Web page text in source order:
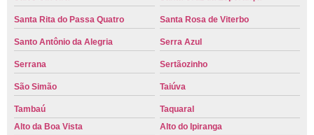
Santa Rita do Passa Quatro Santa Rosa de Viterbo
Santo Antônio da Alegria Serra Azul
Serrana Sertãozinho
São Simão Taiúva
Tambaú
Taquaral
Alto da Boa Vista
Alto do Ipiranga